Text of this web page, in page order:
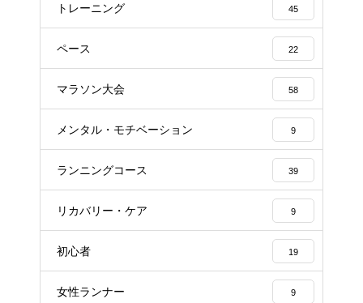
トレーニング 45
ペース 22
マラソン大会 58
メンタル・モチベーション 9
ランニングコース 39
リカバリー・ケア 9
初心者 19
女性ランナー 9